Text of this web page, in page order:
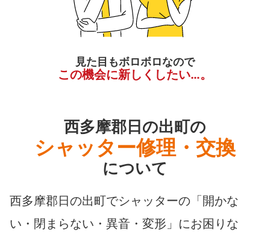
見た目もボロボロなので
この機会に新しくしたい…。
西多摩郡日の出町の
シャッター修理・交換
について
西多摩郡日の出町でシャッターの「開かな
い・閉まらない・異音・変形」にお困りな